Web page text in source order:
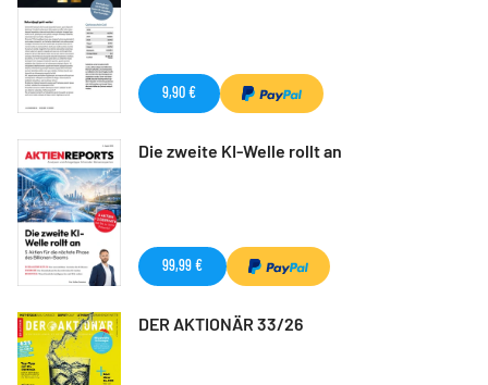
9,90 €
Die zweite KI-Welle rollt an
99,99 €
DER AKTIONÄR 33/26